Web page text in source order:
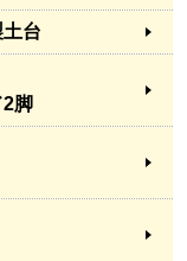
台
脚